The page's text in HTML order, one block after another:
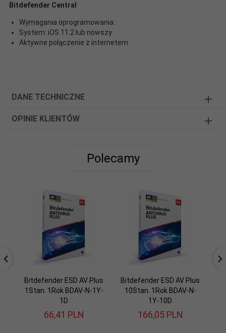
Bitdefender Central
Wymagania oprogramowania :
System: iOS 11.2 lub nowszy
Aktywne połączenie z internetem
DANE TECHNICZNE
OPINIE KLIENTÓW
Polecamy
Bitdefender ESD AV Plus
1Stan. 1Rok BDAV-N-1Y-
1D
66,41 PLN
Bitdefender ESD AV Plus
10Stan. 1Rok BDAV-N-
1Y-10D
166,05 PLN